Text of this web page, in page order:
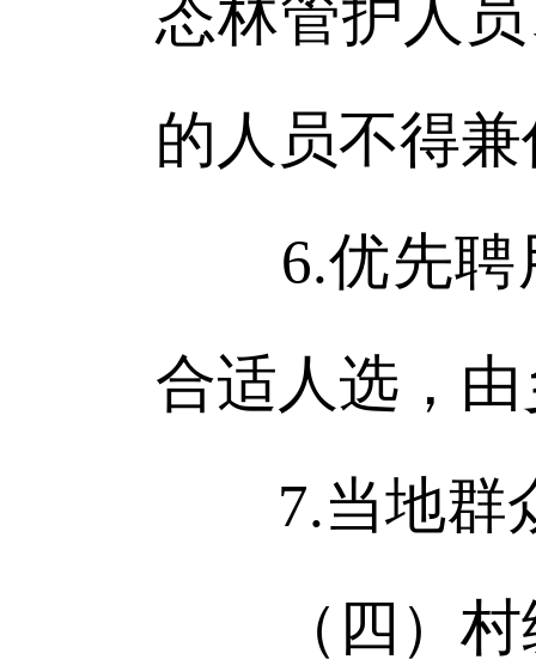
态林管护人
的人员不得
6.优先聘用
合适人选，
7.当地群众
（四）